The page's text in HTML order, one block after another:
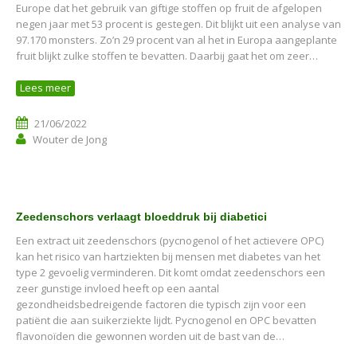
Europe dat het gebruik van giftige stoffen op fruit de afgelopen
negen jaar met 53 procent is gestegen. Dit blijkt uit een analyse van
97.170 monsters. Zo’n 29 procent van al het in Europa aangeplante
fruit blijkt zulke stoffen te bevatten. Daarbij gaat het om zeer…
Lees meer
21/06/2022
Wouter de Jong
Zeedenschors verlaagt bloeddruk bij diabetici
Een extract uit zeedenschors (pycnogenol of het actievere OPC)
kan het risico van hartziekten bij mensen met diabetes van het
type 2 gevoelig verminderen. Dit komt omdat zeedenschors een
zeer gunstige invloed heeft op een aantal
gezondheidsbedreigende factoren die typisch zijn voor een
patiënt die aan suikerziekte lijdt. Pycnogenol en OPC bevatten
flavonoïden die gewonnen worden uit de bast van de…